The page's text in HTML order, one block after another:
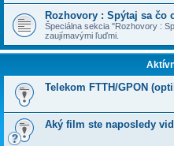
Rozhovory : Spýtaj sa čo
Špeciálna sekcia "Rozhovory :
zaujímavými ľuďmi.
Telekom FTTH/GPON
Aký film ste naposledy